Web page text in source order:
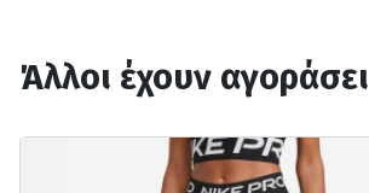
Άλλοι έχουν αγοράσει